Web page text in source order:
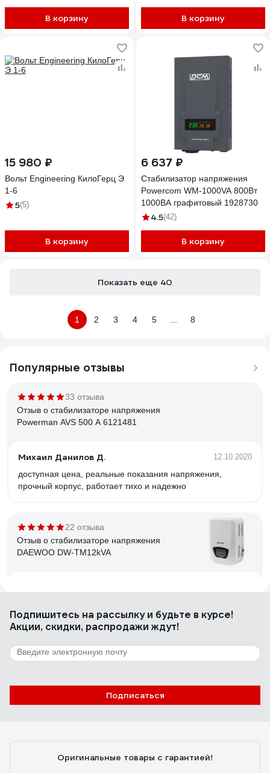
В корзину В корзину
15 980 ₽
Вольт Engineering КилоГерц Э
1-6
5(5)
В корзину
6 637 ₽
Стабилизатор напряжения
Powercom WM-1000VA 800Вт
1000ВА графитовый 1928730
4.5(42)
В корзину
Показать еще 40
1 2 3 4 5 8
Популярные отзывы
33 отзыва
Отзыв о стабилизаторе напряжения
Powerman AVS 500 A 6121481
Михаил Данилов Д. 12.10.2020
доступная цена, реальные показания напряжения,
прочный корпус, работает тихо и надежно
22 отзыва
Отзыв о стабилизаторе напряжения
DAEWOO DW-TM12kVA
Байпас
3 отзыва
надежное решение. Рекомендую.
Подпишитесь на рассылкуи будьте в курсе!
Акции, скидки, распродажи ждут!
Подписаться
Оригинальные товары с гарантией!